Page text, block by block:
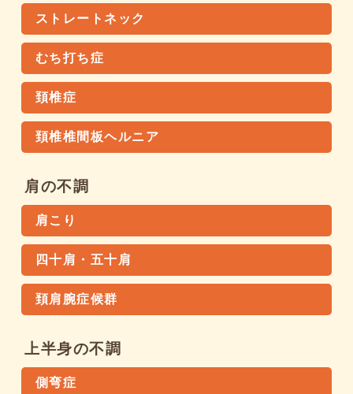
ストレートネック
むち打ち症
頚椎症
頚椎椎間板ヘルニア
肩の不調
肩こり
四十肩・五十肩
頚肩腕症候群
上半身の不調
側弯症